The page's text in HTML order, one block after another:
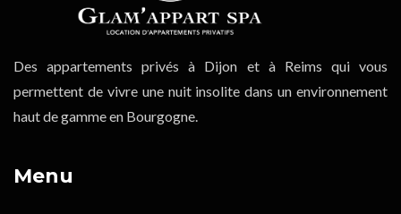
Des appartements privés à Dijon et à Reims qui vous
permettent de vivre une nuit insolite dans un environnement
haut de gamme en Bourgogne.
Menu